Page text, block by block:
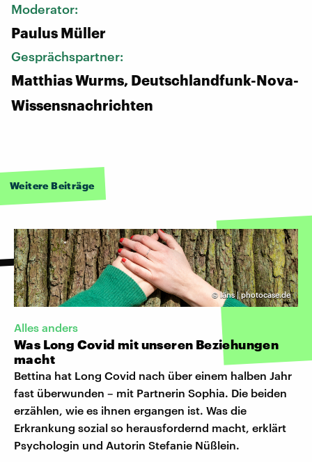
Moderator:
Paulus Müller
Gesprächspartner:
Matthias Wurms, Deutschlandfunk-Nova-
Wissensnachrichten
Weitere Beiträge
©läns | photocase.de
Alles anders
Was Long Covid mit unseren Beziehungen
macht
Bettina hat Long Covid nach über einem halben Jahr
fast überwunden – mit Partnerin Sophia. Die beiden
erzählen, wie es ihnen ergangen ist. Was die
Erkrankung sozial so herausfordernd macht, erklärt
Psychologin und Autorin Stefanie Nüßlein.